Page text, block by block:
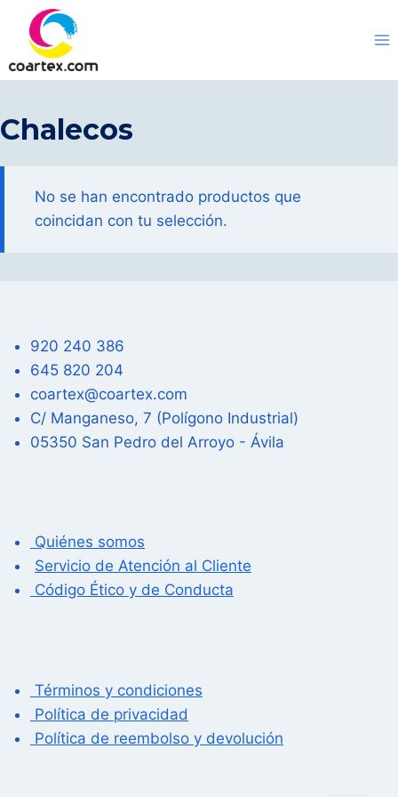
Saltar
contenido
Chalecos
No se han encontrado productos que
coincidan con tu selección.
920 240 386
645 820 204
coartex@coartex.com
C/ Manganeso, 7 (Polígono Industrial)
05350 San Pedro del Arroyo - Ávila
Quiénes somos
Servicio de Atención al Cliente
Código Ético y de Conducta
Términos y condiciones
Política de privacidad
Política de reembolso y devolución